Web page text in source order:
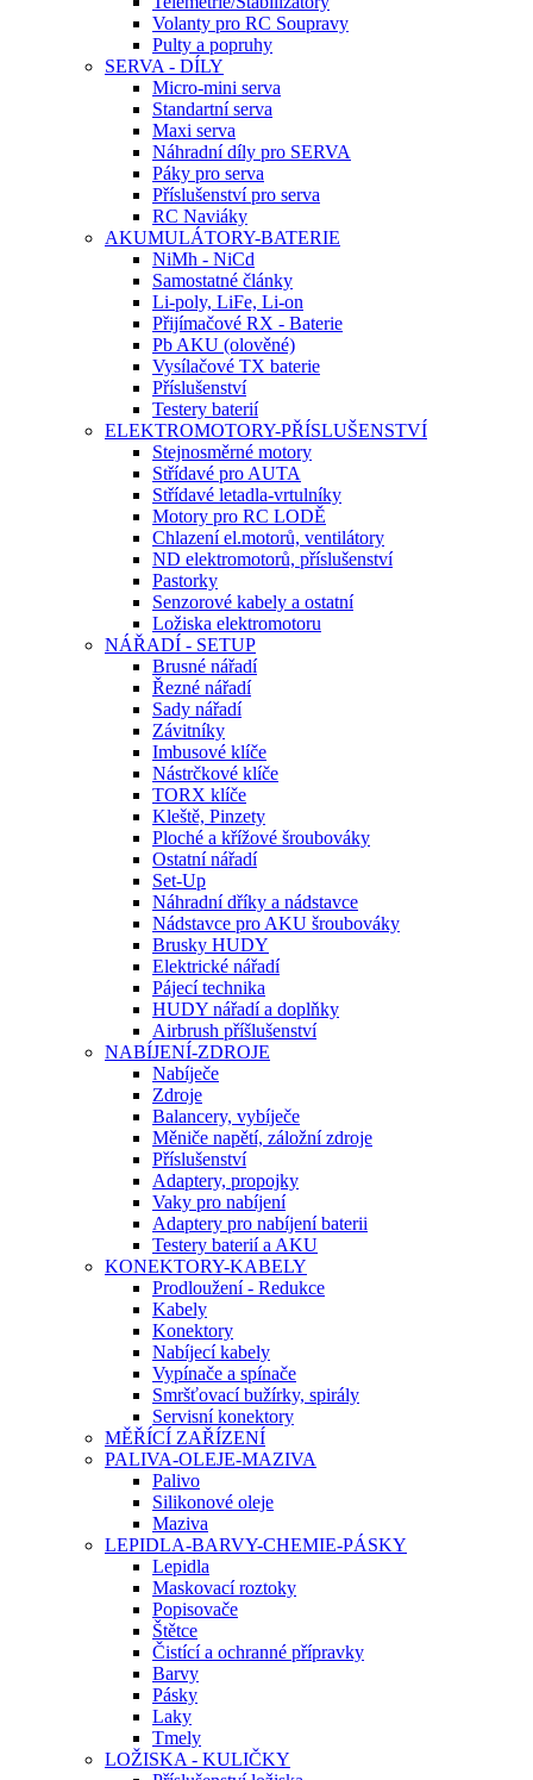
Volanty pro RC Soupravy
Pulty a popruhy
SERVA - DÍLY
Micro-mini serva
Standartní serva
Maxi serva
Náhradní díly pro SERVA
Páky pro serva
Příslušenství pro serva
RC Naviáky
AKUMULÁTORY-BATERIE
NiMh - NiCd
Samostatné články
Li-poly, LiFe, Li-on
Přijímačové RX - Baterie
Pb AKU (olověné)
Vysílačové TX baterie
Příslušenství
Testery baterií
ELEKTROMOTORY-PŘÍSLUŠENSTVÍ
Stejnosměrné motory
Střídavé pro AUTA
Střídavé letadla-vrtulníky
Motory pro RC LODĚ
Chlazení el.motorů, ventilátory
ND elektromotorů, příslušenství
Pastorky
Senzorové kabely a ostatní
Ložiska elektromotoru
NÁŘADÍ - SETUP
Brusné nářadí
Řezné nářadí
Sady nářadí
Závitníky
Imbusové klíče
Nástrčkové klíče
TORX klíče
Kleště, Pinzety
Ploché a křížové šroubováky
Ostatní nářadí
Set-Up
Náhradní dříky a nádstavce
Nádstavce pro AKU šroubováky
Brusky HUDY
Elektrické nářadí
Pájecí technika
HUDY nářadí a doplňky
Airbrush příšlušenství
NABÍJENÍ-ZDROJE
Nabíječe
Zdroje
Balancery, vybíječe
Měniče napětí, záložní zdroje
Příslušenství
Adaptery, propojky
Vaky pro nabíjení
Adaptery pro nabíjení baterii
Testery baterií a AKU
KONEKTORY-KABELY
Prodloužení - Redukce
Kabely
Konektory
Nabíjecí kabely
Vypínače a spínače
Smršťovací bužírky, spirály
Servisní konektory
MĚŘÍCÍ ZAŘÍZENÍ
PALIVA-OLEJE-MAZIVA
Palivo
Silikonové oleje
Maziva
LEPIDLA-BARVY-CHEMIE-PÁSKY
Lepidla
Maskovací roztoky
Popisovače
Štětce
Čistící a ochranné přípravky
Barvy
Pásky
Laky
Tmely
LOŽISKA - KULIČKY